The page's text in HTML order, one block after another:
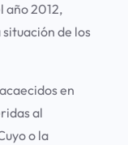
año 2012,
de los
en
al
o la